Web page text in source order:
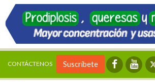
CONTÁCTENOS Suscríbete